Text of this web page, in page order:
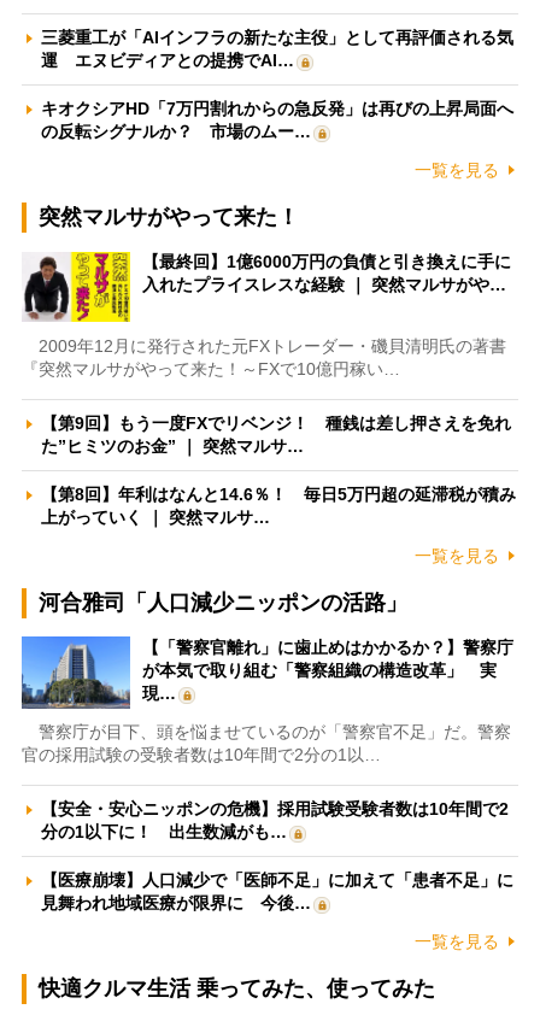
三菱重工が「AIインフラの新たな主役」として再評価される気
運 エヌビディアとの提携でAI…
キオクシアHD「7万円割れからの急反発」は再びの上昇局面へ
の反転シグナルか？ 市場のムー…
一覧を見る
突然マルサがやって来た！
【最終回】1億6000万円の負債と引き換えに手に
入れたプライスレスな経験 ｜ 突然マルサがや…
2009年12月に発行された元FXトレーダー・磯貝清明氏の著書
『突然マルサがやって来た！～FXで10億円稼い…
【第9回】もう一度FXでリベンジ！ 種銭は差し押さえを免れ
た”ヒミツのお金” ｜ 突然マルサ…
【第8回】年利はなんと14.6％！ 毎日5万円超の延滞税が積み
上がっていく ｜ 突然マルサ…
一覧を見る
河合雅司「人口減少ニッポンの活路」
【「警察官離れ」に歯止めはかかるか？】警察庁
が本気で取り組む「警察組織の構造改革」 実
現…
警察庁が目下、頭を悩ませているのが「警察官不足」だ。警察
官の採用試験の受験者数は10年間で2分の1以…
【安全・安心ニッポンの危機】採用試験受験者数は10年間で2
分の1以下に！ 出生数減がも…
【医療崩壊】人口減少で「医師不足」に加えて「患者不足」に
見舞われ地域医療が限界に 今後…
一覧を見る
快適クルマ生活 乗ってみた、使ってみた